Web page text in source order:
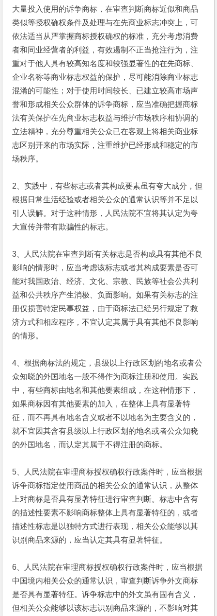
大量投入使用的诉争商标，在审查判断商标近似和商品
类似等授权确权条件及处理与在先商业标志冲突上，可
依法适当从严掌握商标授权确权的标准，充分考虑消费
者和同业经营者的利益，有效遏制不正当抢注行为，注
重对于他人具有较高知名度和较强显著性的在先商标、
企业名称等商业标志权益的保护，尽可能消除商业标志
混淆的可能性；对于使用时间较长、已建立较高市场声
誉和形成相关公众群体的诉争商标，应当准确把握商标
法有关保护在先商业标志权益与维护市场秩序相协调的
立法精神，充分尊重相关公众已在客观上将相关商业标
志区别开来的市场实际，注重维护已经形成和稳定的市
场秩序。
2、实践中，有些标志或者其构成要素虽有夸大成分，但
根据日常生活经验或者相关公众的通常认识等并不足以
引人误解。对于这种情形，人民法院不宜将其认定为夸
大宣传并带有欺骗性的标志。
3、人民法院在审查判断有关标志是否构成具有其他不良
影响的情形时，应当考虑该标志或者其构成要素是否可
能对我国政治、经济、文化、宗教、民族等社会公共利
益和公共秩序产生消极、负面影响。如果有关标志的注
册仅损害特定民事权益，由于商标法已经另行规定了救
济方式和相应程序，不宜认定其属于具有其他不良影响
的情形。
4、根据商标法的规定，县级以上行政区划的地名或者公
众知晓的外国地名一般不得作为商标注册和使用。实践
中，有些商标由地名和其他要素组成，在这种情形下，
如果商标因有其他要素的加入，在整体上具有显著特
征，而不再具有地名含义或者不以地名为主要含义的，
就不宜因其含有县级以上行政区划的地名或者公众知晓
的外国地名，而认定其属于不得注册的商标。
5、人民法院在审理商标授权确权行政案件时，应当根据
诉争商标指定使用商品的相关公众的通常认识，从整体
上对商标是否具有显著特征进行审查判断。标志中含有
的描述性要素不影响商标整体上具有显著特征的，或者
描述性标志是以独特方式进行表现，相关公众能够以其
识别商品来源的，应当认定其具有显著特征。
6、人民法院在审理商标授权确权行政案件时，应当根据
中国境内相关公众的通常认识，审查判断诉争外文商标
是否具有显著特征。诉争标志中的外文虽有固有含义，
但相关公众能够以该标志识别商品来源的，不影响对其